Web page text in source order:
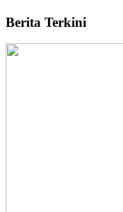
Berita Terkini